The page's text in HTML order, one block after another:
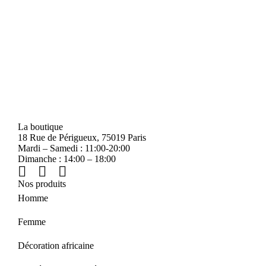
La boutique
18 Rue de Périgueux, 75019 Paris
Mardi – Samedi : 11:00-20:00
Dimanche : 14:00 – 18:00
Nos produits
Homme
Femme
Décoration africaine